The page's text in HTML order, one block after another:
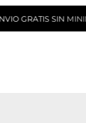
SIN MINIMO DE